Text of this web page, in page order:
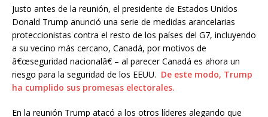
Justo antes de la reunión, el presidente de Estados Unidos
Donald Trump anunció una serie de medidas arancelarias
proteccionistas contra el resto de los países del G7, incluyendo
a su vecino más cercano, Canadá, por motivos de
â€œseguridad nacionalâ€ – al parecer Canadá es ahora un
riesgo para la seguridad de los EEUU. De este modo, Trump
ha cumplido sus promesas electorales.
En la reunión Trump atacó a los otros líderes alegando que